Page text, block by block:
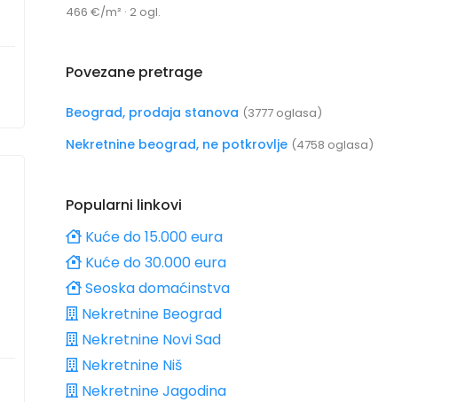
466 €/m² · 2 ogl.
Povezane pretrage
Beograd, prodaja stanova (3777 oglasa)
Nekretnine beograd, ne potkrovlje (4758 oglasa)
Popularni linkovi
Kuće do 15.000 eura
Kuće do 30.000 eura
Seoska domaćinstva
Nekretnine Beograd
Nekretnine Novi Sad
Nekretnine Niš
Nekretnine Jagodina